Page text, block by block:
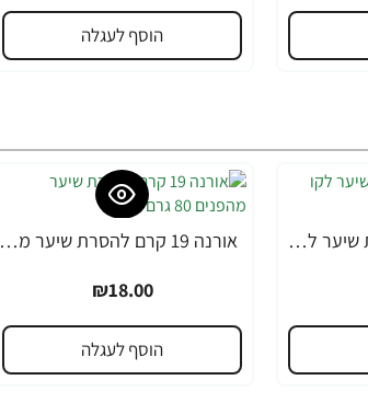
הוסף לעגלה
אורנה 19 קרם להסרת שיער לקו הביקיני 90 מ"ל
אורנה 19 קרם להסרת שיער מהפנים 80 גרם
₪18.00
הוסף לעגלה